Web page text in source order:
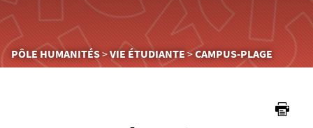
Vous
êtes
PÔLE HUMANITÉS VIE ÉTUDIANTE CAMPUS-PLAGE